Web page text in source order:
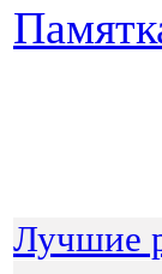
Лучшие